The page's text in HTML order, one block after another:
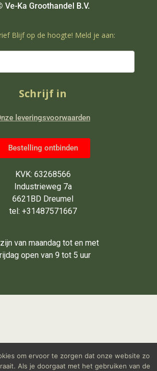
Ve-Ka Groothandel B.V.
Blijf op de hoogte! Meld je aan:
Schrijf in
leveringsvoorwaarden
Bestelling ontbinden
KVK: 63268566
Industrieweg 7a
6621BD Dreumel
tel: +31487571667
van maandag tot en met
open van 9 tot 5 uur
om ervoor te zorgen dat onze website zo
Als je doorgaat met het gebruiken van de